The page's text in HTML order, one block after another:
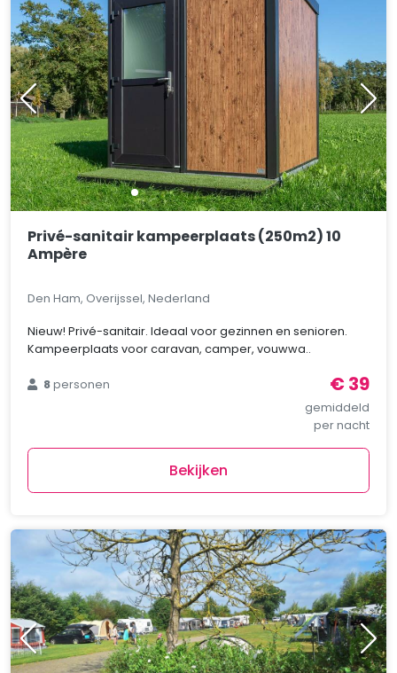
Privé-sanitair kampeerplaats (250m2) 10
Ampère
Den Ham, Overijssel, Nederland
Nieuw! Privé-sanitair. Ideaal voor gezinnen en senioren.
Kampeerplaats voor caravan, camper, vouwwa..
8personen € 39
gemiddeld
per nacht
Bekijken